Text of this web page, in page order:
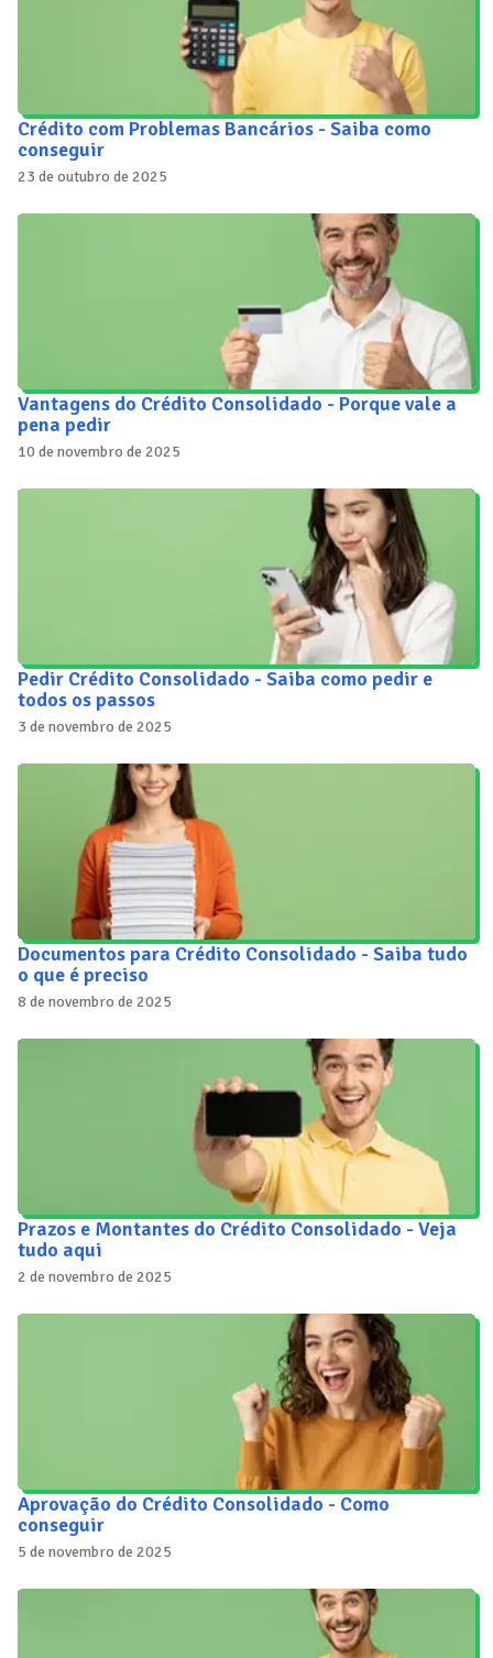
Crédito com Problemas Bancários - Saiba como
conseguir
23 de outubro de 2025
Vantagens do Crédito Consolidado - Porque vale a
pena pedir
10 de novembro de 2025
Pedir Crédito Consolidado - Saiba como pedir e
todos os passos
3 de novembro de 2025
Documentos para Crédito Consolidado - Saiba tudo
o que é preciso
8 de novembro de 2025
Prazos e Montantes do Crédito Consolidado - Veja
tudo aqui
2 de novembro de 2025
Aprovação do Crédito Consolidado - Como
conseguir
5 de novembro de 2025